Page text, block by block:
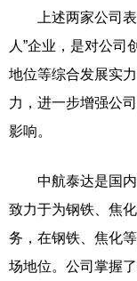
上述两家公司表
人”企业，是对公司
地位等综合发展实
力，进一步增强公
影响。
中航泰达是国内
致力于为钢铁、焦
务，在钢铁、焦化
场地位。公司掌握